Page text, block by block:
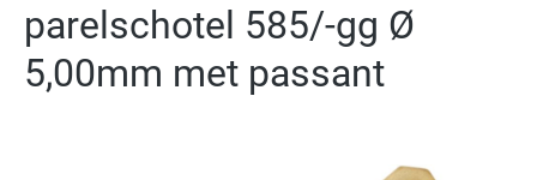
parelschotel 585/-gg Ø
5,00mm met passant